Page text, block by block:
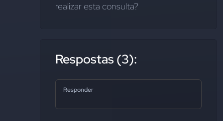
realizar esta consulta?
Respostas (3):
Responder